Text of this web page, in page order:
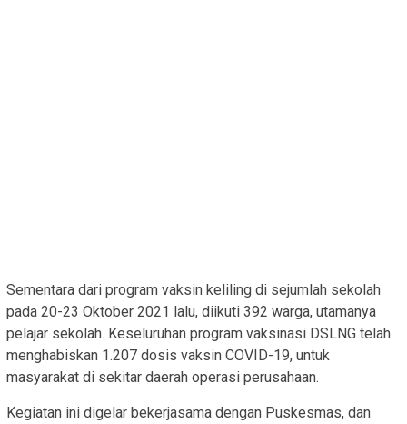
Sementara dari program vaksin keliling di sejumlah sekolah
pada 20-23 Oktober 2021 lalu, diikuti 392 warga, utamanya
pelajar sekolah. Keseluruhan program vaksinasi DSLNG telah
menghabiskan 1.207 dosis vaksin COVID-19, untuk
masyarakat di sekitar daerah operasi perusahaan.
Kegiatan ini digelar bekerjasama dengan Puskesmas, dan